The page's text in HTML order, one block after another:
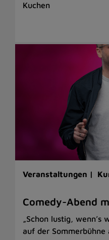
Kuchen
Veranstaltungen |
Comedy-Abend
„Schon lustig, wenn’s
auf der Sommerbühne